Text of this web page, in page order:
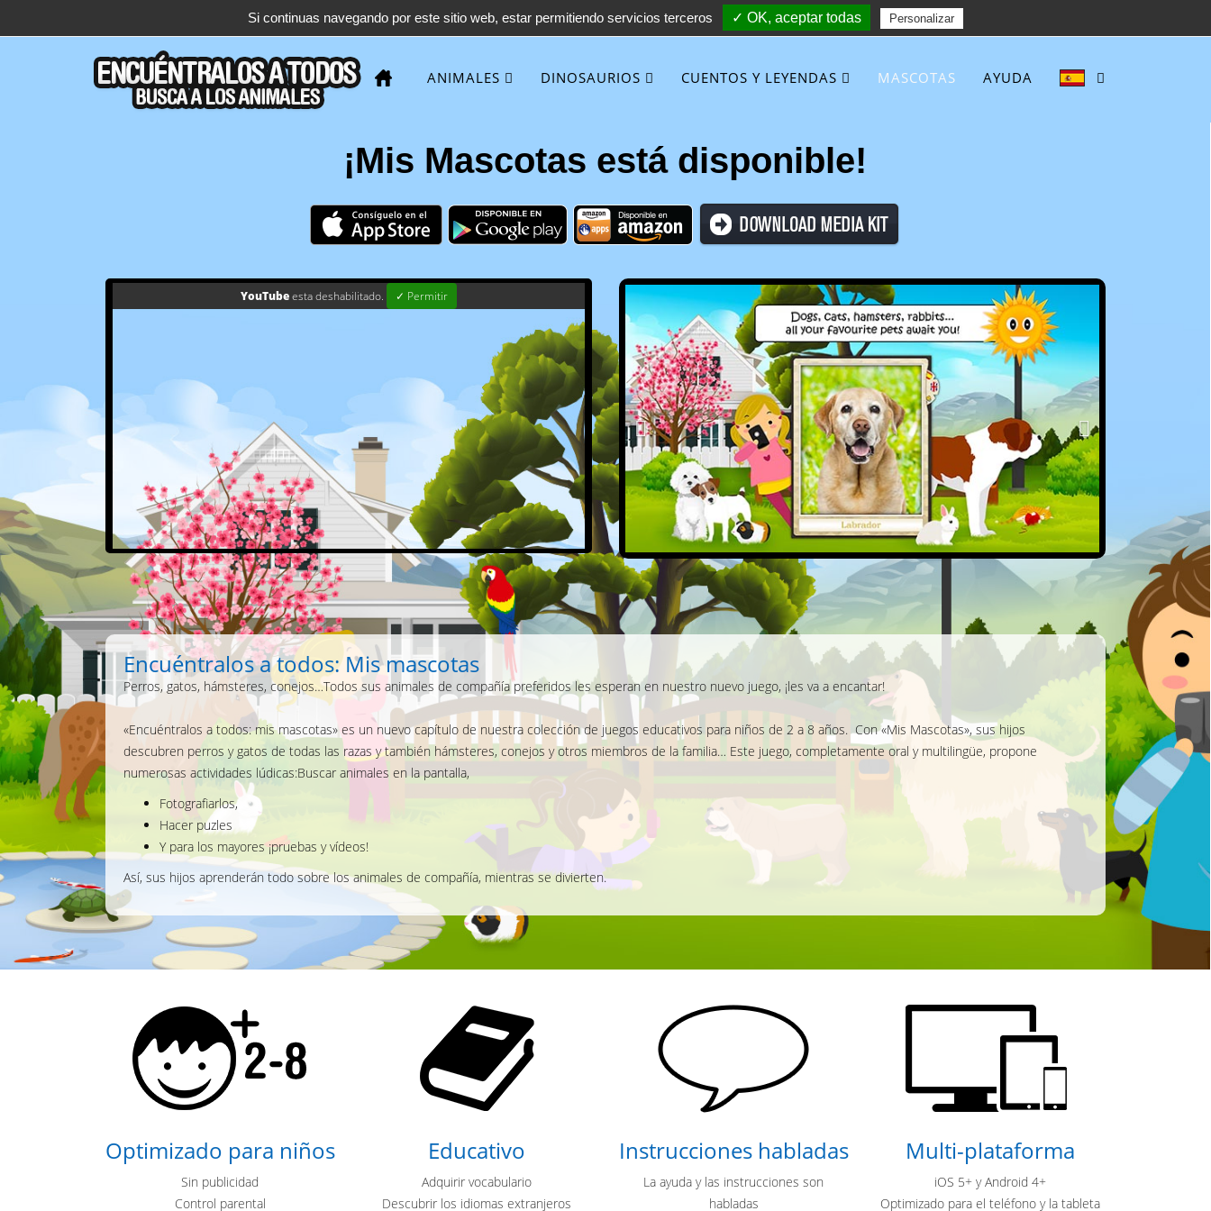
support@find-them-all.com
ANIMALES DINOSAURIOS CUENTOS Y LEYENDAS MASCOTAS AYUDA
¡Mis Mascotas está disponible!
YouTubeesta deshabilitado. ✓ Permitir
Encuéntralos a todos: Mis mascotas
Perros, gatos, hámsteres, conejos…Todos sus animales de compañía preferidos les esperan en nuestro nuevo juego, ¡les va a encantar!
«Encuéntralos a todos: mis mascotas» es un nuevo capítulo de nuestra colección de juegos educativos para niños de 2 a 8 años. Con «Mis Mascotas», sus hijos
descubren perros y gatos de todas las razas y también hámsteres, conejos y otros miembros de la familia… Este juego, completamente oral y multilingüe, propone
numerosas actividades lúdicas:Buscar animales en la pantalla,
Fotografiarlos,
Hacer puzles
Y para los mayores ¡pruebas y vídeos!
Así, sus hijos aprenderán todo sobre los animales de compañía, mientras se divierten.
Optimizado para niños
Sin publicidad
Control parental
Educativo
Adquirir vocabulario
Descubrir los idiomas extranjeros
Instrucciones habladas
La ayuda y las instrucciones son
habladas
Multi-plataforma
iOS 5+ y Android 4+
Optimizado para el teléfono y la tableta
Si continuas navegando por este sitio web, estar permitiendo servicios terceros ✓ OK, aceptar todas Personalizar